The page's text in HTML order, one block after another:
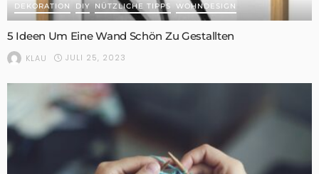
DEKORATION DIY NÜTZLICHE TIPPS WOHNDESIGN
5 Ideen Um Eine Wand Schön Zu Gestallten
KLAU JULI 25, 2023